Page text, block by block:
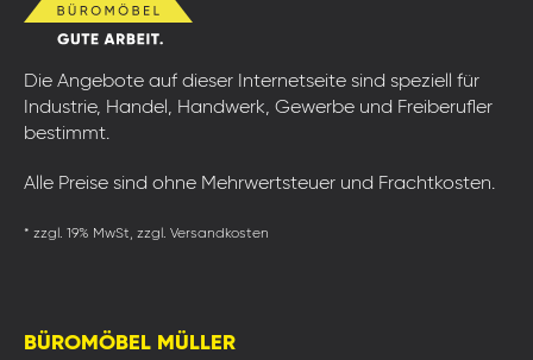
Die Angebote auf dieser Internetseite sind speziell für
Industrie, Handel, Handwerk, Gewerbe und Freiberufler
bestimmt.
Alle Preise sind ohne Mehrwertsteuer und Frachtkosten.
* zzgl. 19% MwSt, zzgl. Versandkosten
BÜROMÖBEL MÜLLER